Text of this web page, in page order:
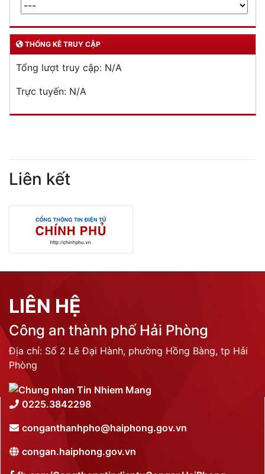
THỐNG KÊ TRUY CẬP
Tổng lượt truy cập: N/A
Trực tuyến: N/A
Liên kết
LIÊN HỆ
Công an thành phố Hải Phòng
Địa chỉ: Số 2 Lê Đại Hành, phường Hồng Bàng, tp Hải
Phòng
0225.3842298
conganthanhpho@haiphong.gov.vn
congan.haiphong.gov.vn